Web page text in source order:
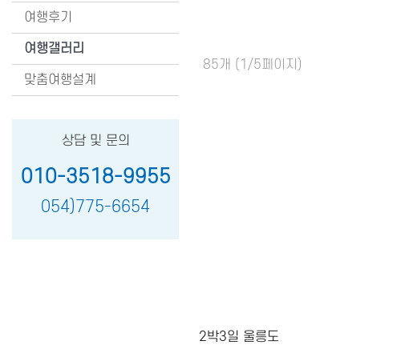
여행후기
여행갤러리
맞춤여행설계
상담 및 문의
010-3518-9955
054)775-6654
85개 (1/5페이지)
2박3일 울릉도